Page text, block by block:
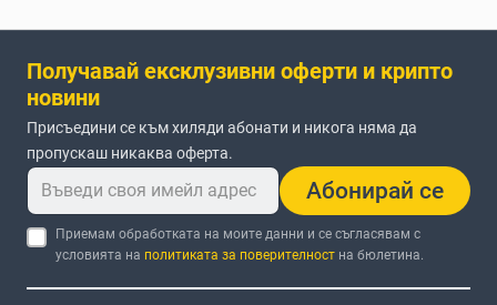
Получавай ексклузивни оферти и крипто
новини
Присъедини се към хиляди абонати и никога няма да
пропускаш никаква оферта.
Абонирай се
Приемам обработката на моите данни и се съгласявам с
условията на политиката за поверителност на бюлетина.